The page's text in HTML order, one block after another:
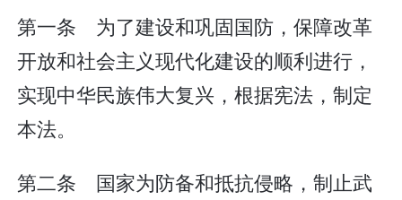
第一条 为了建设和巩固国防，保障改革
开放和社会主义现代化建设的顺利进行，
实现中华民族伟大复兴，根据宪法，制定
本法。
第二条 国家为防备和抵抗侵略，制止武